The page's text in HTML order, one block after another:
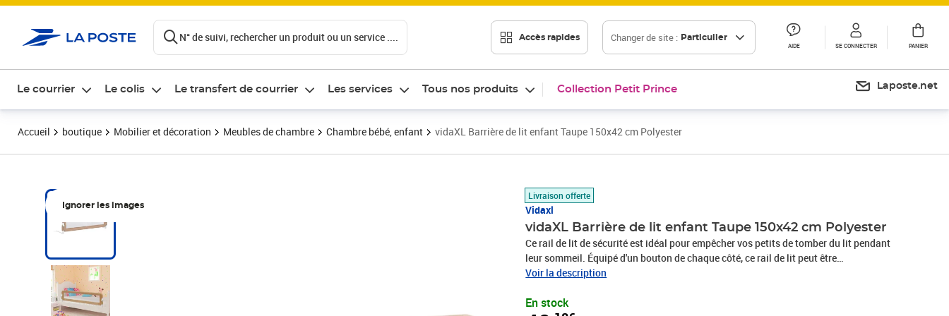
N° de suivi, rechercher un produit ou un service .... Accès rapides Changer de site : Particulier
AIDE SE CONNECTER PANIER
Le courrier Le colis Le transfert de courrier Les services Tous nos produits Collection Petit Prince Laposte.net
Accueil boutique Mobilier et décoration Meubles de chambre Chambre bébé, enfant vidaXL Barrière de lit enfant Taupe 150x42 cm Polyester
Ignorer les images
Livraison offerte
Vidaxl
vidaXL Barrière de lit enfant Taupe 150x42 cm Polyester
Ce rail de lit de sécurité est idéal pour empêcher vos petits de tomber du lit pendant
leur sommeil. Équipé d'un bouton de chaque côté, ce rail de lit peut être
astucieusement rabattu afin que vous puissiez facilement mettre votre enfant dans et
utilisé pour tous les lits (à l'exception des lits superposés, des lits pour bébé, des lits à
Voir la description
En stock
Prix 40,18€